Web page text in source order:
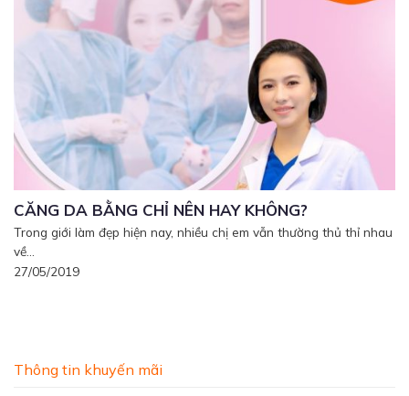
Thông tin khuyến mãi
CĂNG DA BẰNG CHỈ NÊN HAY KHÔNG?
Trong giới làm đẹp hiện nay, nhiều chị em vẫn thường thủ thỉ nhau
về...
27/05/2019